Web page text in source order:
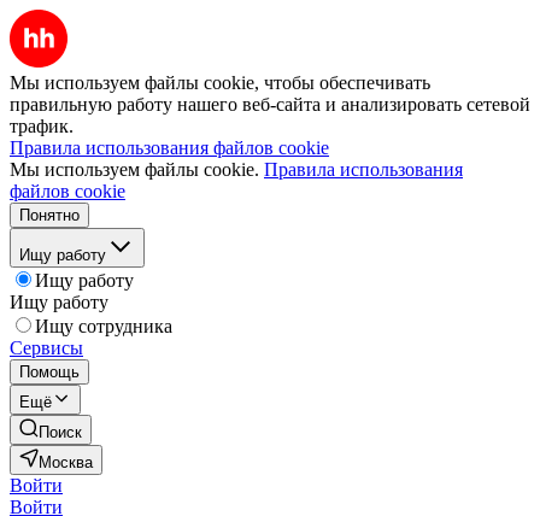
Мы используем файлы cookie, чтобы обеспечивать
правильную работу нашего веб-сайта и анализировать сетевой
трафик.
Правила использования файлов cookie
Мы используем файлы cookie. Правила использования
файлов cookie
Понятно
Ищу работу
Ищу работу
Ищу работу
Ищу сотрудника
Сервисы
Помощь
Ещё
Поиск
Москва
Войти
Войти